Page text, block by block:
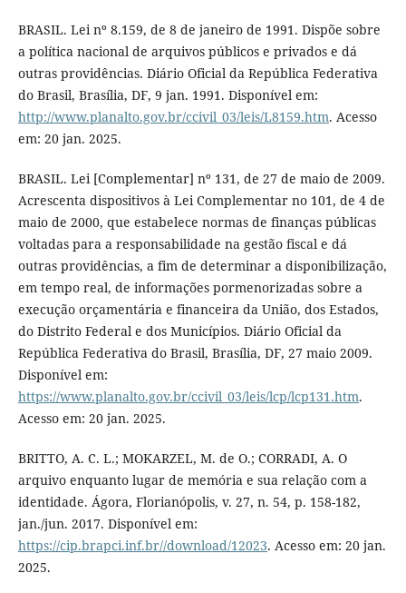
BRASIL. Lei nº 8.159, de 8 de janeiro de 1991. Dispõe sobre
a política nacional de arquivos públicos e privados e dá
outras providências. Diário Oficial da República Federativa
do Brasil, Brasília, DF, 9 jan. 1991. Disponível em:
http://www.planalto.gov.br/ccivil_03/leis/L8159.htm. Acesso
em: 20 jan. 2025.
BRASIL. Lei [Complementar] nº 131, de 27 de maio de 2009.
Acrescenta dispositivos à Lei Complementar no 101, de 4 de
maio de 2000, que estabelece normas de finanças públicas
voltadas para a responsabilidade na gestão fiscal e dá
outras providências, a fim de determinar a disponibilização,
em tempo real, de informações pormenorizadas sobre a
execução orçamentária e financeira da União, dos Estados,
do Distrito Federal e dos Municípios. Diário Oficial da
República Federativa do Brasil, Brasília, DF, 27 maio 2009.
Disponível em:
https://www.planalto.gov.br/ccivil_03/leis/lcp/lcp131.htm.
Acesso em: 20 jan. 2025.
BRITTO, A. C. L.; MOKARZEL, M. de O.; CORRADI, A. O
arquivo enquanto lugar de memória e sua relação com a
identidade. Ágora, Florianópolis, v. 27, n. 54, p. 158-182,
jan./jun. 2017. Disponível em:
https://cip.brapci.inf.br//download/12023. Acesso em: 20 jan.
2025.